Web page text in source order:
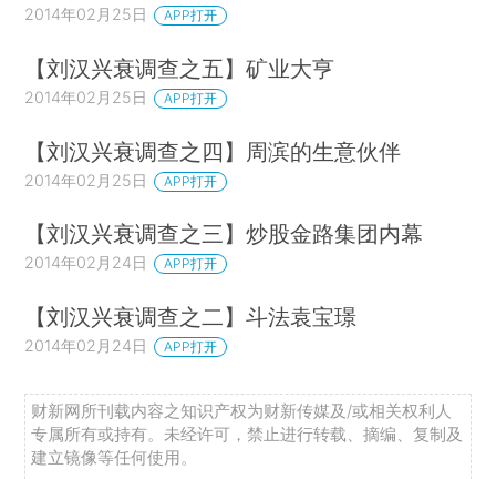
2014年02月25日 APP打开
【刘汉兴衰调查之五】矿业大亨
2014年02月25日 APP打开
【刘汉兴衰调查之四】周滨的生意伙伴
2014年02月25日 APP打开
【刘汉兴衰调查之三】炒股金路集团内幕
2014年02月24日 APP打开
【刘汉兴衰调查之二】斗法袁宝璟
2014年02月24日 APP打开
财新网所刊载内容之知识产权为财新传媒及/或相关权利人
专属所有或持有。未经许可，禁止进行转载、摘编、复制及
建立镜像等任何使用。